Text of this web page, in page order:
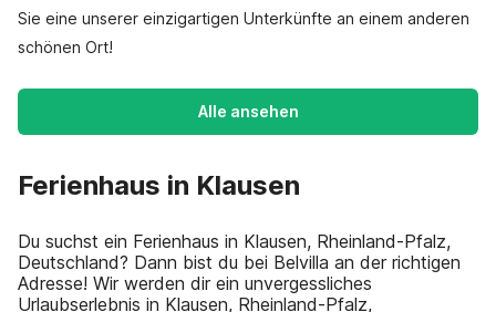
Sie eine unserer einzigartigen Unterkünfte an einem anderen
schönen Ort!
Alle ansehen
Ferienhaus in Klausen
Du suchst ein Ferienhaus in Klausen, Rheinland-Pfalz,
Deutschland? Dann bist du bei Belvilla an der richtigen
Adresse! Wir werden dir ein unvergessliches
Urlaubserlebnis in Klausen, Rheinland-Pfalz,